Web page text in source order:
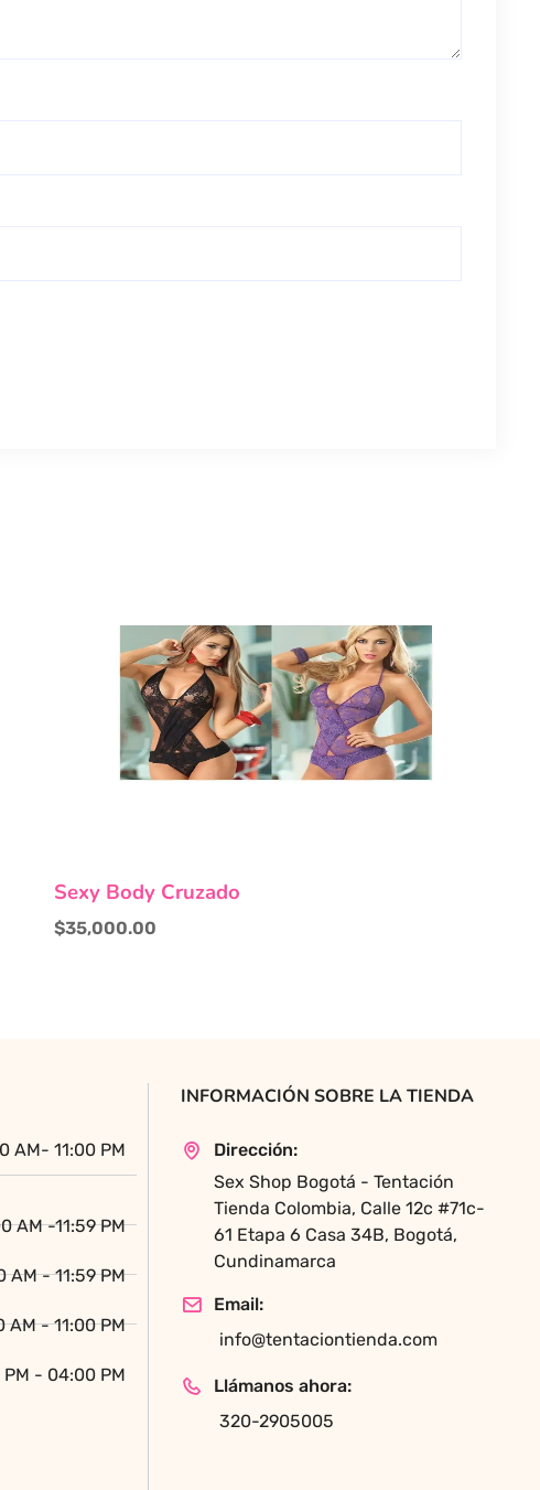
producto
tiene
múltiples
la
página
producto
Sexy Body Cruzado
$35,000.00
AM- 11:00 PM
AM -11:59 PM
AM - 11:59 PM
AM - 11:00 PM
PM - 04:00 PM
INFORMACIÓN SOBRE LA TIENDA
Dirección:
Sex Shop Bogotá - Tentación
Tienda Colombia, Calle 12c #71c-
61 Etapa 6 Casa 34B, Bogotá,
Cundinamarca
Email:
info@tentaciontienda.com
Llámanos ahora:
320-2905005